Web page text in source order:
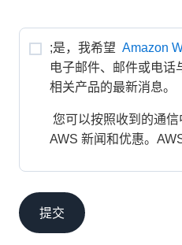
;是，我希望 Amazon
电子邮件、邮件或电话
相关产品的最新消息。
AWS 新闻和优惠。
提交